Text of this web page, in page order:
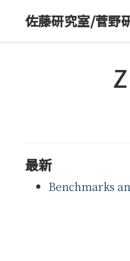
佐藤研究室/菅野
最新
Benchmarks